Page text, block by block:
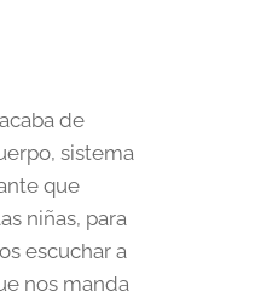
de
sistema
que
niñas, para
escuchar a
nos manda